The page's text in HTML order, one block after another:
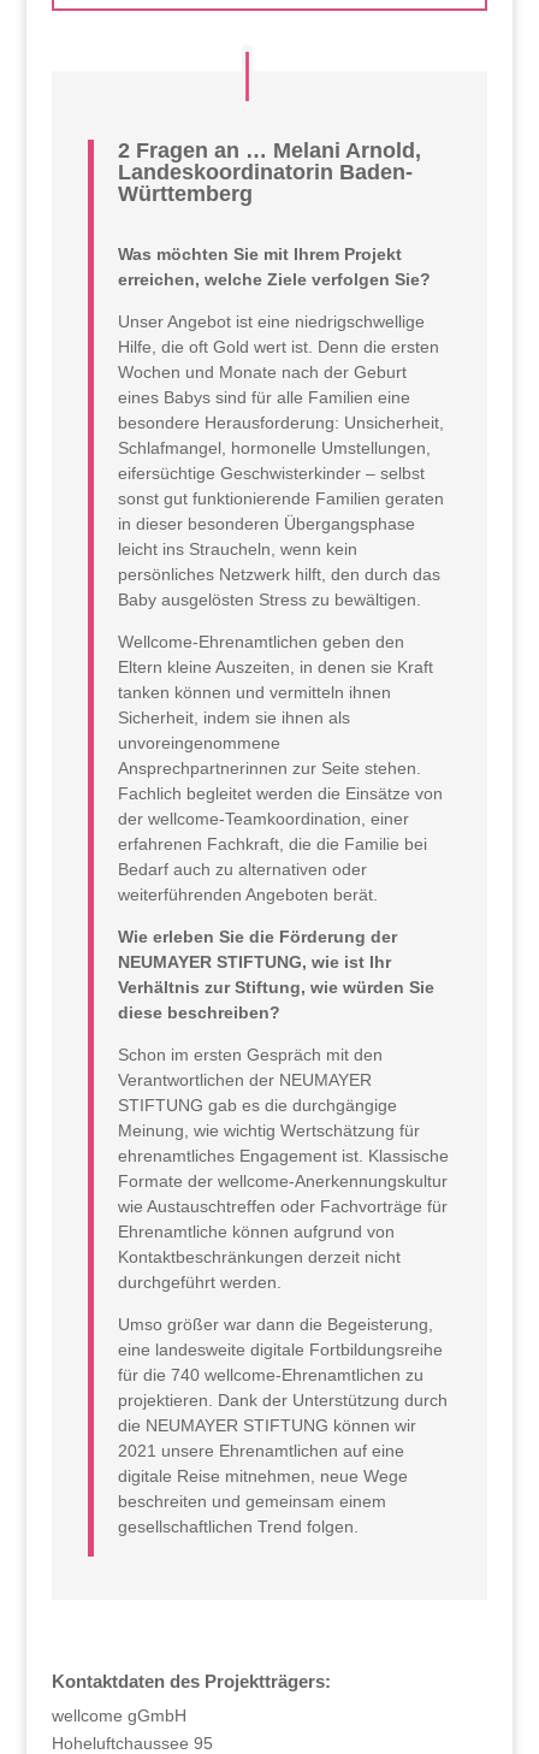
2 Fragen an … Melani Arnold,
Landeskoordinatorin Baden-
Württemberg
Was möchten Sie mit Ihrem Projekt
erreichen, welche Ziele verfolgen Sie?
Unser Angebot ist eine niedrigschwellige
Hilfe, die oft Gold wert ist. Denn die ersten
Wochen und Monate nach der Geburt
eines Babys sind für alle Familien eine
besondere Herausforderung: Unsicherheit,
Schlafmangel, hormonelle Umstellungen,
eifersüchtige Geschwisterkinder – selbst
sonst gut funktionierende Familien geraten
in dieser besonderen Übergangsphase
leicht ins Straucheln, wenn kein
persönliches Netzwerk hilft, den durch das
Baby ausgelösten Stress zu bewältigen.
Wellcome-Ehrenamtlichen geben den
Eltern kleine Auszeiten, in denen sie Kraft
tanken können und vermitteln ihnen
Sicherheit, indem sie ihnen als
unvoreingenommene
Ansprechpartnerinnen zur Seite stehen.
Fachlich begleitet werden die Einsätze von
der wellcome-Teamkoordination, einer
erfahrenen Fachkraft, die die Familie bei
Bedarf auch zu alternativen oder
weiterführenden Angeboten berät.
Wie erleben Sie die Förderung der
NEUMAYER STIFTUNG, wie ist Ihr
Verhältnis zur Stiftung, wie würden Sie
diese beschreiben?
Schon im ersten Gespräch mit den
Verantwortlichen der NEUMAYER
STIFTUNG gab es die durchgängige
Meinung, wie wichtig Wertschätzung für
ehrenamtliches Engagement ist. Klassische
Formate der wellcome-Anerkennungskultur
wie Austauschtreffen oder Fachvorträge für
Ehrenamtliche können aufgrund von
Kontaktbeschränkungen derzeit nicht
durchgeführt werden.
Umso größer war dann die Begeisterung,
eine landesweite digitale Fortbildungsreihe
für die 740 wellcome-Ehrenamtlichen zu
projektieren. Dank der Unterstützung durch
die NEUMAYER STIFTUNG können wir
2021 unsere Ehrenamtlichen auf eine
digitale Reise mitnehmen, neue Wege
beschreiten und gemeinsam einem
gesellschaftlichen Trend folgen.
Kontaktdaten des Projektträgers:
wellcome gGmbH
Hoheluftchaussee 95